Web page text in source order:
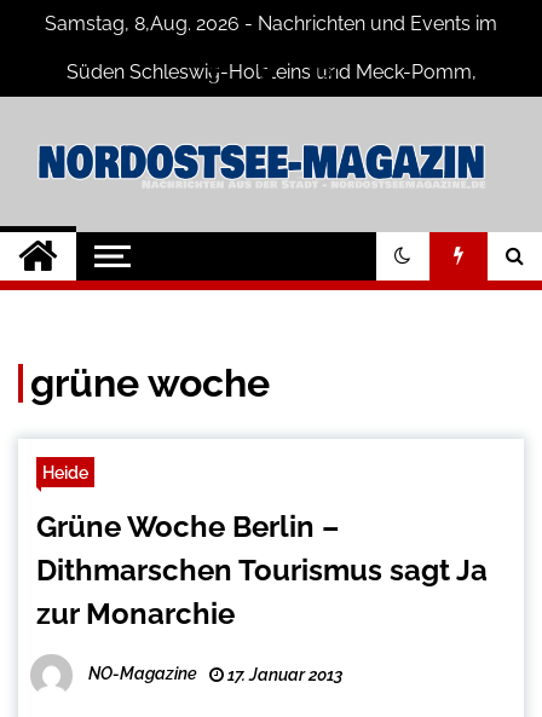
Samstag, 8,Aug. 2026 - Nachrichten und Events im
Süden Schleswig-Holsteins und Meck-Pomm,
Nord-Ostsee-
Magazine Blog
Der Blog der Nord-Ostsee Magazine
grüne woche
Heide
Grüne Woche Berlin –
Dithmarschen Tourismus sagt Ja
zur Monarchie
NO-Magazine 17. Januar 2013